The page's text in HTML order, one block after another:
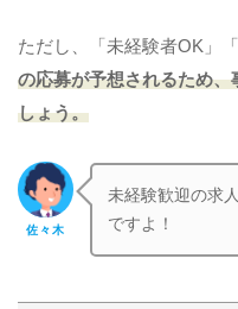
ただし、「未経験者OK」
の応募が予想されるため
しょう。
佐々木
未経験歓迎の求
ですよ！